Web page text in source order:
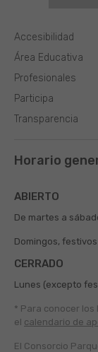
Área Educativa
Profesionales
Participa
Transparencia
Accesibilidad
Horario
ABIERTO
De martes a
Domingos, festivos
CERRADO
Lunes (excepto
* Para conocer los
el calendario de
El Consorcio